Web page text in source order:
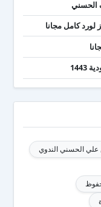
علي الحسني الندوي